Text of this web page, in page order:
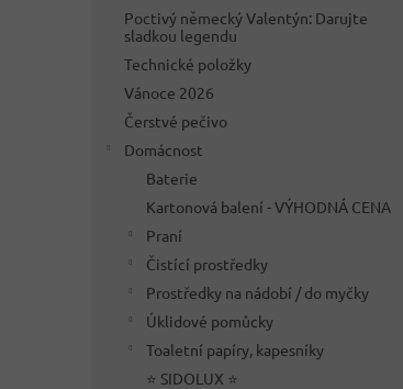
Poctivý německý Valentýn: Darujte
sladkou legendu
Technické položky
Vánoce 2026
Čerstvé pečivo
Domácnost
Baterie
Kartonová balení - VÝHODNÁ CENA
Praní
Čistící prostředky
Prostředky na nádobí / do myčky
Úklidové pomůcky
Toaletní papíry, kapesníky
⭐ SIDOLUX ⭐